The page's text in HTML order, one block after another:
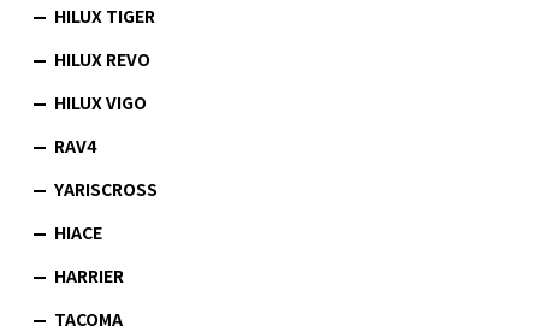
HILUX TIGER
HILUX REVO
HILUX VIGO
RAV4
YARISCROSS
HIACE
HARRIER
TACOMA